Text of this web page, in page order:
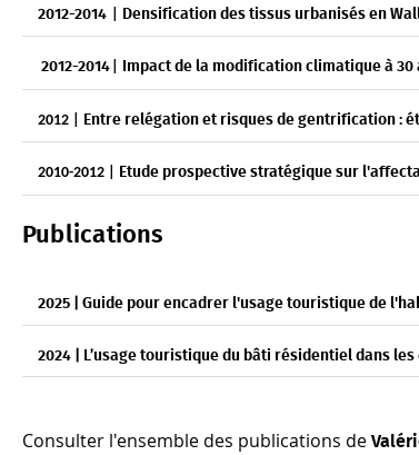
2012-2014 Densification des tissus urbanisés en
2012-2014 Impact de la modification climatique à
2012 | Entre relégation et risques de gentrification :
2010-2012 | Etude prospective stratégique sur
Publications
2025 | Guide pour encadrer l'usage touristique de
2024 | L’usage touristique du bâti résidentiel dans
Consulter l'ensemble des publications de